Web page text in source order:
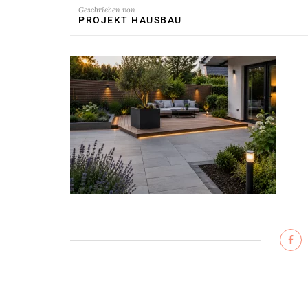
Geschrieben von
PROJEKT HAUSBAU